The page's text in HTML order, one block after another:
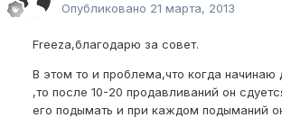
Опубликовано 21 марта, 2013
Freeza,благодарю за совет.
В этом то и проблема,что когда начинаю
,то после 10-20 продавливаний он
его подымать и при каждом подыманий